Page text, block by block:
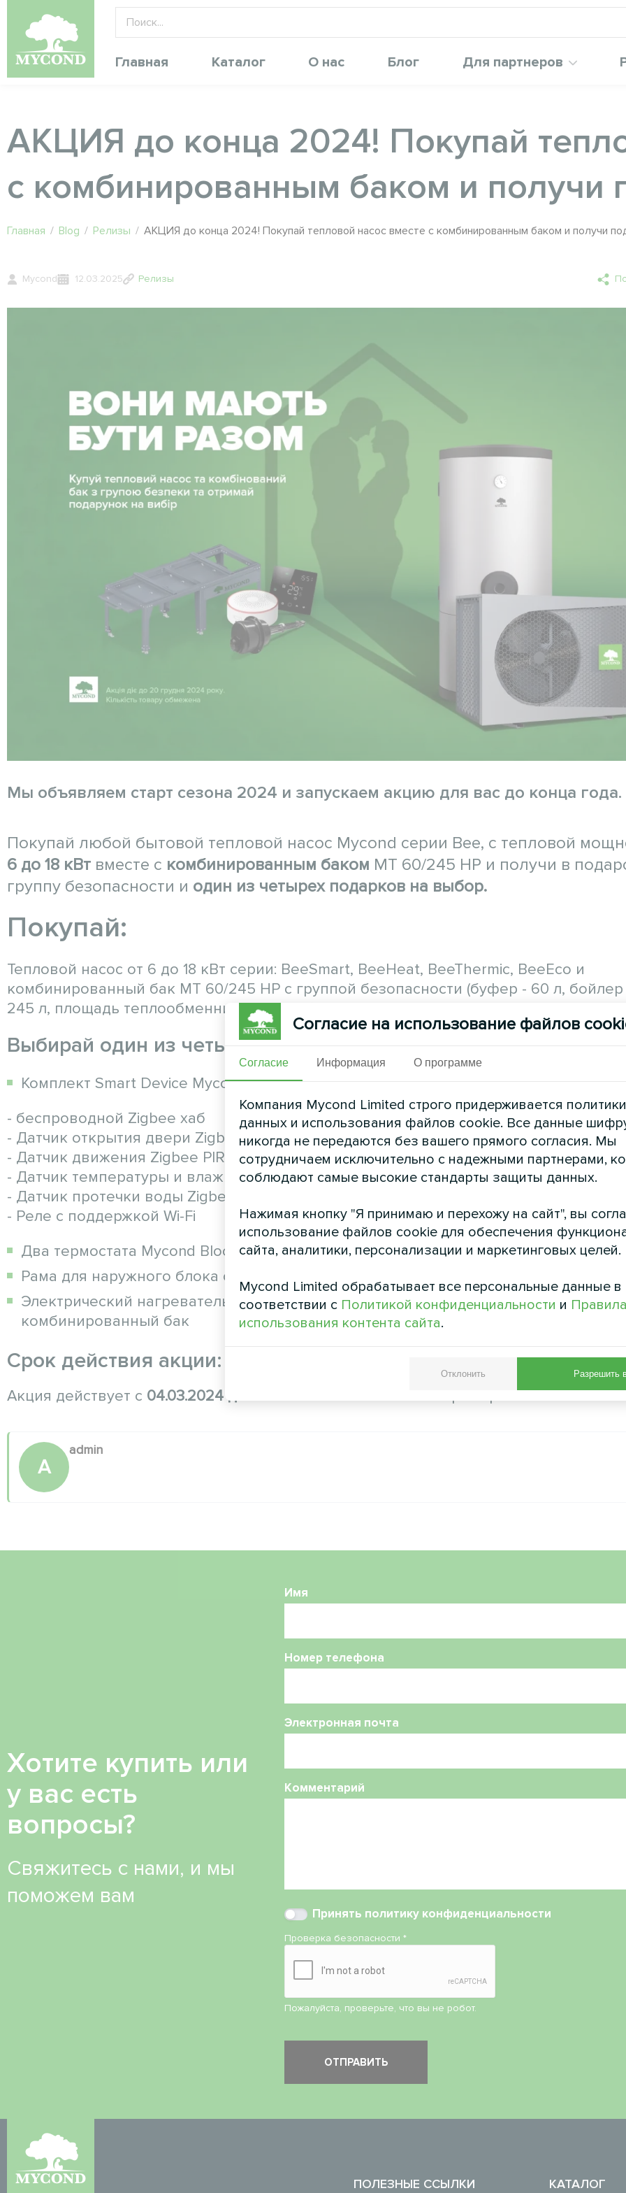
Главная Каталог О нас Блог Для партнеров
АКЦИЯ до конца 2024! Покупай
с комбинированным баком и получи
Главная / Blog / Релизы / АКЦИЯ до конца 2024! Покупай тепловой насос вместе с комбинированным баком и получи
Mycond 12.03.2025 Релизы
Мы объявляем старт сезона 2024 и запускаем акцию для вас до конца года.
Покупай любой бытовой тепловой насос Mycond серии Bee, с тепловой
6 до 18 кВт вместе с комбинированным баком MT 60/245 HP и получи в
группу безопасности и один из четырех подарков на выбор.
Покупай:
Тепловой насос от 6 до 18 кВт серии: BeeSmart, BeeHeat, BeeThermic, BeeEco и
комбинированный бак MT 60/245 HP с группой безопасности (буфер - 60 л,
245 л, площадь теплообменника - 4,27м2)
Выбирай один из четырех подарков:
Комплект Smart Device Mycond:
- беспроводной Zigbee хаб
- Датчик открытия двери Zigbee
- Датчик движения Zigbee PIR Zigbee
- Датчик температуры и влажности Zigbee
- Датчик протечки воды Zigbee
- Реле с поддержкой Wi-Fi
Два термостата Mycond Block c Wi-Fiдля теплого пола или фанкойлов
Рама для наружного блока с поддоном
Электрический нагреватель Mycond MEH-3,0 мощностью 3 кВт для монтажа в
комбинированный бак
Срок действия акции:
Акция действует с 04.03.2024 до 20.12.2024.Количество товара ограничено.
A
admin
Хотите купить или
у вас есть
вопросы?
Свяжитесь с нами, и мы
поможем вам
Имя
Номер телефона
Электронная почта
Комментарий
Принять политику конфиденциальности
Проверка безопасности*
Пожалуйста, проверьте, что вы не робот.
ПОЛЕЗНЫЕ ССЫЛКИ КАТАЛОГ
Согласие на использование файлов
Согласие Информация О программе
Компания Mycond Limited строго придерживается
данных и использования файлов cookie. Все данные
никогда не передаются без вашего прямого согласия. Мы
сотрудничаем исключительно с надежными партнерами,
соблюдают самые высокие стандарты защиты данных.
Нажимая кнопку "Я принимаю и перехожу на сайт", вы
использование файлов cookie для обеспечения
сайта, аналитики, персонализации и маркетинговых целей.
Mycond Limited обрабатывает все персональные данные в
соответствии с Политикой конфиденциальности и
использования контента сайта.
Отклонить Разрешить